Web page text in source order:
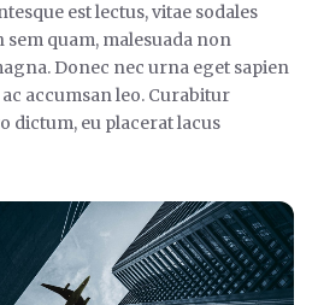
est lectus, vitae sodales
sem quam, malesuada non
Donec nec urna eget sapien
accumsan leo. Curabitur
dictum, eu placerat lacus